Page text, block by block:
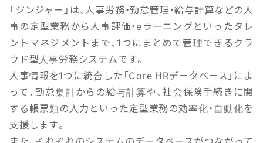
「ジンジャー」は、人事労務・勤怠管理・給与計算などの人
事の定型業務から人事評価・eラーニングといったタレ
ントマネジメントまで、1つにまとめて管理できるクラ
ウド型人事労務システムです。
人事情報を1つに統合した「Core HRデータベース」によ
って、勤怠集計からの給与計算や、社会保険手続きに関
する帳票類の入力といった定型業務の効率化・自動化を
支援します。